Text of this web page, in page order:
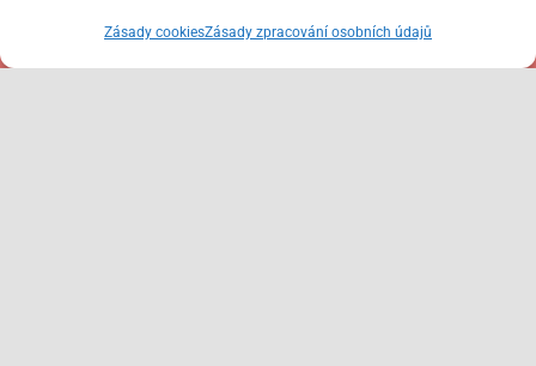
Zásady cookiesZásady zpracování osobních údajů